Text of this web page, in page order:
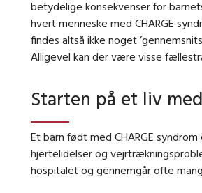
betydelige konsekvenser for
hvert menneske med CHARGE
findes altså ikke noget
Alligevel kan der være visse
Starten på et liv
Et barn født med CHARGE
hjertelidelser og
hospitalet og gennemgår ofte